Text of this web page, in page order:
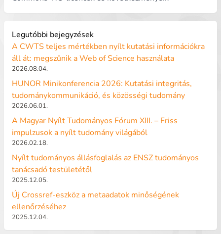
Legutóbbi bejegyzések
A CWTS teljes mértékben nyílt kutatási információkra
áll át: megszűnik a Web of Science használata
2026.08.04.
HUNOR Minikonferencia 2026: Kutatási integritás,
tudománykommunikáció, és közösségi tudomány
2026.06.01.
A Magyar Nyílt Tudományos Fórum XIII. – Friss
impulzusok a nyílt tudomány világából
2026.02.18.
Nyílt tudományos állásfoglalás az ENSZ tudományos
tanácsadó testületétől
2025.12.05.
Új Crossref-eszköz a metaadatok minőségének
ellenőrzéséhez
2025.12.04.